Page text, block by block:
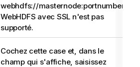
webhdfs://masternode:portnumber ;
WebHDFS avec SSL n'est pas
supporté.
Cochez cette case et, dans le
champ qui s'affiche, saisissez